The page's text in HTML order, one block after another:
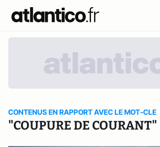
CONTENUS EN RAPPORT AVEC LE MOT-CLE
"COUPURE DE COURANT"